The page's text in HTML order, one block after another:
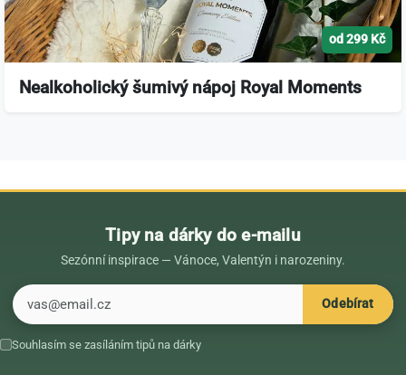
od 299 Kč
Nealkoholický šumivý nápoj Royal Moments
Tipy na dárky do e-mailu
Sezónní inspirace — Vánoce, Valentýn i narozeniny.
Odebírat
Souhlasím se zasíláním tipů na dárky